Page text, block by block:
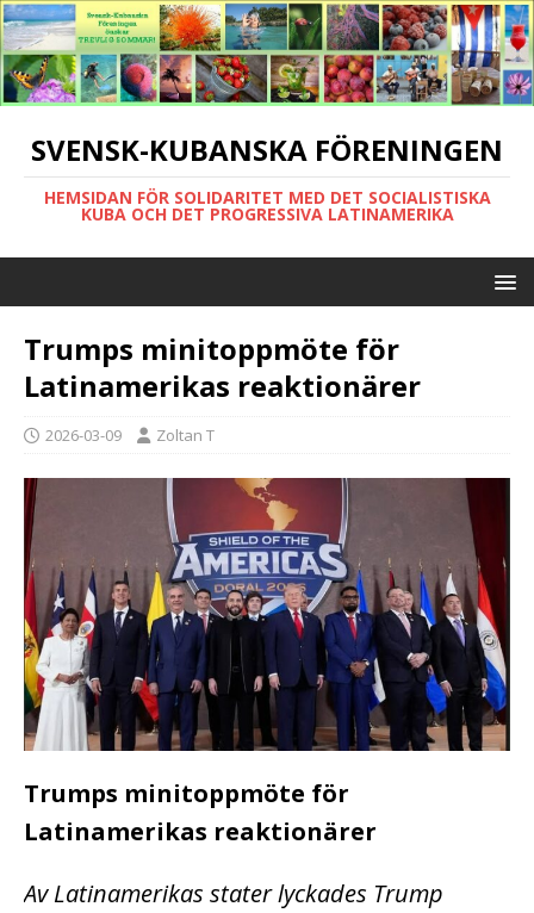
SVENSK-KUBANSKA FÖRENINGEN
HEMSIDAN FÖR SOLIDARITET MED DET SOCIALISTISKA
KUBA OCH DET PROGRESSIVA LATINAMERIKA
Trumps minitoppmöte för
Latinamerikas reaktionärer
2026-03-09 Zoltan T
Trumps minitoppmöte för
Latinamerikas reaktionärer
Av Latinamerikas stater lyckades Trump